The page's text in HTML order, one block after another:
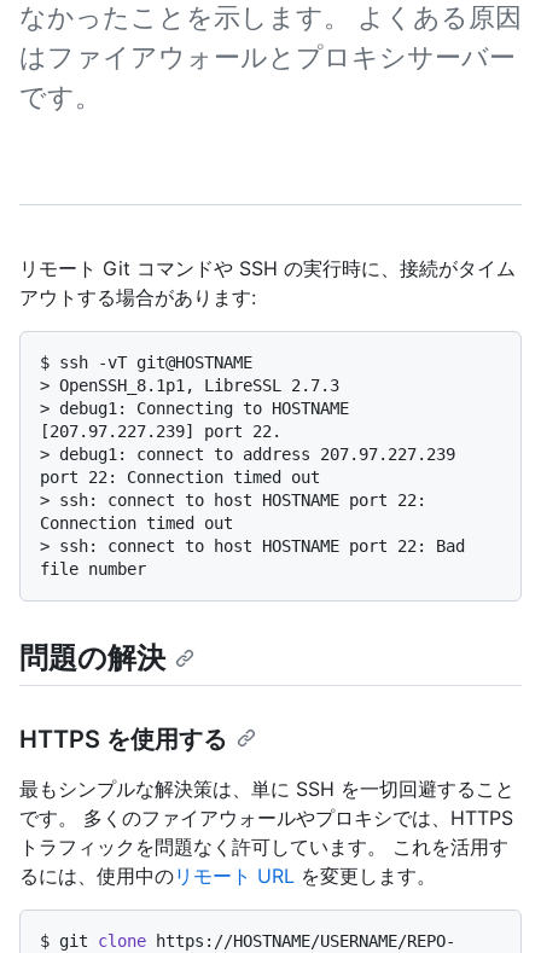
なかったことを示します。 よくある原因
はファイアウォールとプロキシサーバー
です。
リモート Git コマンドや SSH の実行時に、接続がタイム
アウトする場合があります:
$ ssh -vT git@HOSTNAME
> OpenSSH_8.1p1, LibreSSL 2.7.3
> debug1: Connecting to HOSTNAME
[207.97.227.239] port 22.
> debug1: connect to address 207.97.227.239
port 22: Connection timed out
> ssh: connect to host HOSTNAME port 22:
Connection timed out
> ssh: connect to host HOSTNAME port 22: Bad
file number
問題の解決
HTTPS を使用する
最もシンプルな解決策は、単に SSH を一切回避すること
です。 多くのファイアウォールやプロキシでは、HTTPS
トラフィックを問題なく許可しています。 これを活用す
るには、使用中のリモート URL を変更します。
$ git clone https://HOSTNAME/USERNAME/REPO-